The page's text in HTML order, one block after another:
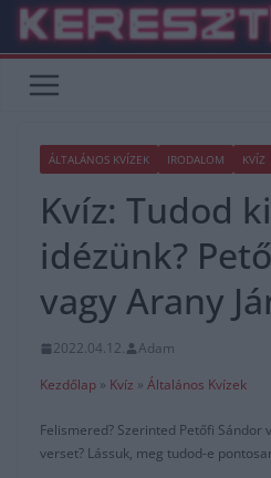
Skip
content
ÁLTALÁNOS KVÍZEK IRODALOM KVÍZ
Kvíz: Tudod
idézünk?
vagy Arany
2022.04.12.
Adam
Kezdőlap » Kvíz » Általános Kvízek
Felismered? Szerinted Petőfi Sándor
verset? Lássuk, meg tudod-e